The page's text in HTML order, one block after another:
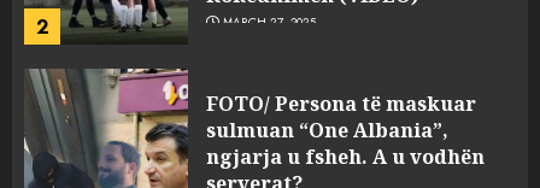
2 MARCH 27, 2025
FOTO/ Persona të maskuar
sulmuan “One Albania”,
ngjarja u fsheh. A u vodhën